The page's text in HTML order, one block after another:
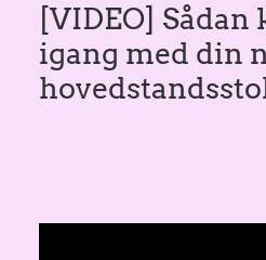
[VIDEO]
igang med din